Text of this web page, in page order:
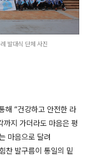
발대식 단체 사진
해 “건강하고 안전한 라
까지 가더라도 마음은 평
마음으로 달려
찬 발구름이 통일의 밑